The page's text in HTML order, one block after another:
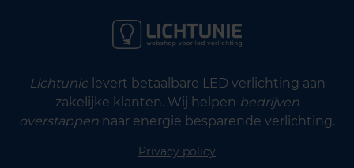
Lichtunielevert betaalbare LED verlichting aan
zakelijke klanten. Wij helpen bedrijven
overstappen naar energie besparende verlichting.
Privacy policy